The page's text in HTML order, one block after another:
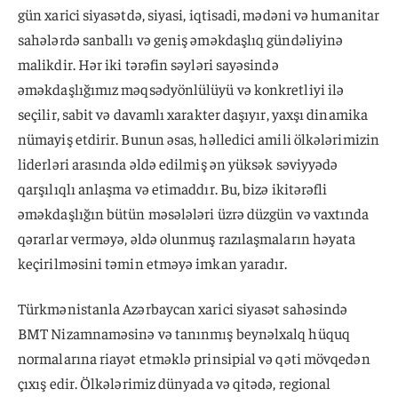
gün xarici siyasətdə, siyasi, iqtisadi, mədəni və humanitar
sahələrdə sanballı və geniş əməkdaşlıq gündəliyinə
malikdir. Hər iki tərəfin səyləri sayəsində
əməkdaşlığımız məqsədyönlülüyü və konkretliyi ilə
seçilir, sabit və davamlı xarakter daşıyır, yaxşı dinamika
nümayiş etdirir. Bunun əsas, həlledici amili ölkələrimizin
liderləri arasında əldə edilmiş ən yüksək səviyyədə
qarşılıqlı anlaşma və etimaddır. Bu, bizə ikitərəfli
əməkdaşlığın bütün məsələləri üzrə düzgün və vaxtında
qərarlar verməyə, əldə olunmuş razılaşmaların həyata
keçirilməsini təmin etməyə imkan yaradır.
Türkmənistanla Azərbaycan xarici siyasət sahəsində
BMT Nizamnaməsinə və tanınmış beynəlxalq hüquq
normalarına riayət etməklə prinsipial və qəti mövqedən
çıxış edir. Ölkələrimiz dünyada və qitədə, regional